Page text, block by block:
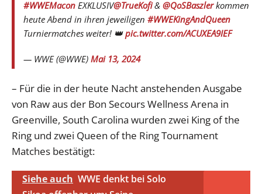
#WWEMacon EXKLUSIV@TrueKofi& @QoSBaszlerkommen
heute Abend in ihren jeweiligen #WWEKingAndQueen
Turniermatches weiter! 👑pic.twitter.com/ACUXEA9IEF
— WWE (@WWE) Mai 13, 2024
– Für die in der heute Nacht anstehenden Ausgabe
von Raw aus der Bon Secours Wellness Arena in
Greenville, South Carolina wurden zwei King of the
Ring und zwei Queen of the Ring Tournament
Matches bestätigt:
Siehe auch WWE denkt bei Solo